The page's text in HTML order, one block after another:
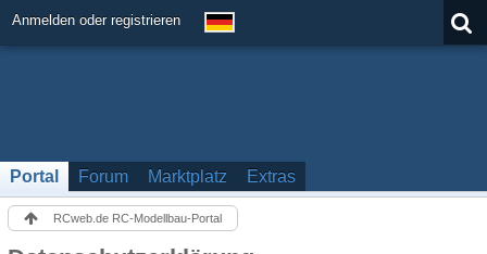
Anmelden oder registrieren
Portal Forum Marktplatz Extras
RCweb.de RC-Modellbau-Portal